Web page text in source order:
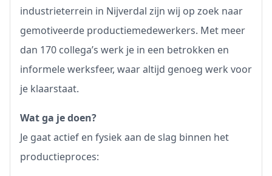
industrieterrein in Nijverdal zijn wij op zoek naar
gemotiveerde productiemedewerkers. Met meer
dan 170 collega’s werk je in een betrokken en
informele werksfeer, waar altijd genoeg werk voor
je klaarstaat.
Wat ga je doen?
Je gaat actief en fysiek aan de slag binnen het
productieproces: